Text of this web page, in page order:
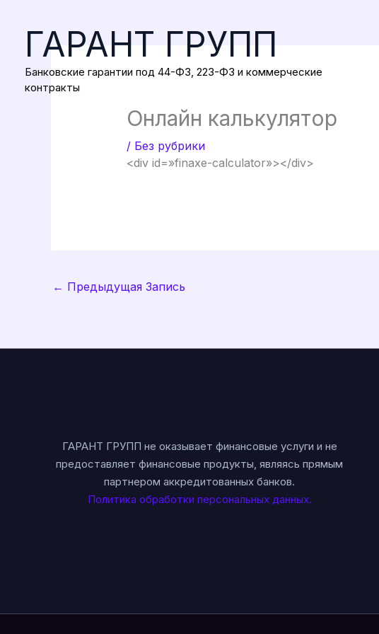
содержимому
ГАРАНТ ГРУПП
Банковские гарантии под 44-ФЗ, 223-ФЗ и коммерческие
контракты
Онлайн калькулятор
/ Без рубрики
<div id=»finaxe-calculator»></div>
← Предыдущая Запись
ГАРАНТ ГРУПП не оказывает финансовые услуги и не
предоставляет финансовые продукты, являясь прямым
партнером аккредитованных банков.
Политика обработки персональных данных.